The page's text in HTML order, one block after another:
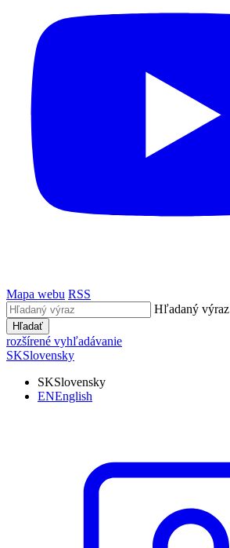
Mapa webu RSS
Hľadaný výraz
Hľadať
rozšírené vyhľadávanie
SKSlovensky
SKSlovensky
ENEnglish